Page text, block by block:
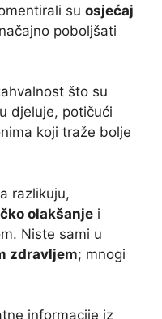
su osjećaj
poboljšati
što su
djeluje, potičući
koji traže bolje
razlikuju,
olakšanje i
Niste sami u
zdravljem; mnogi
informacije iz